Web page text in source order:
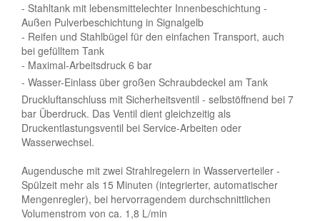
- Stahltank mit lebensmittelechter Innenbeschichtung -
Außen Pulverbeschichtung in Signalgelb
- Reifen und Stahlbügel für den einfachen Transport, auch
bei gefülltem Tank
- Maximal-Arbeitsdruck 6 bar
- Wasser-Einlass über großen Schraubdeckel am Tank
Druckluftanschluss mit Sicherheitsventil - selbstöffnend bei 7
bar Überdruck. Das Ventil dient gleichzeitig als
Druckentlastungsventil bei Service-Arbeiten oder
Wasserwechsel.
Augendusche mit zwei Strahlregelern in Wasserverteiler -
Spülzeit mehr als 15 Minuten (integrierter, automatischer
Mengenregler), bei hervorragendem durchschnittlichen
Volumenstrom von ca. 1,8 L/min